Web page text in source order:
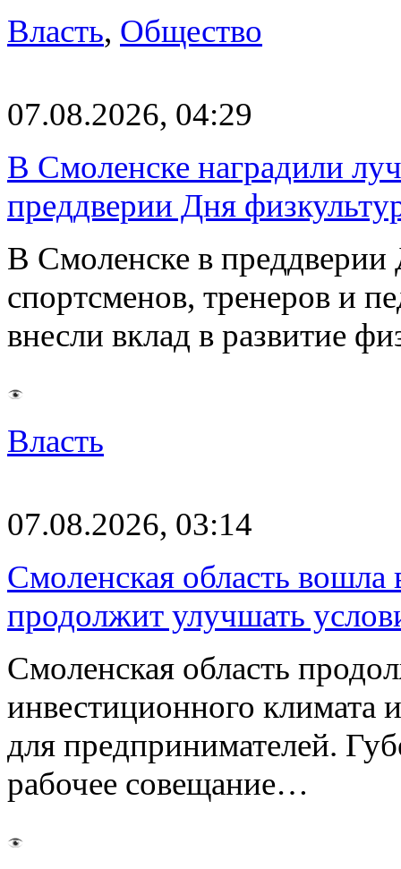
Власть, Общество
07.08.2026, 04:29
В Смоленске наградили
преддверии Дня
В Смоленске в преддверии
спортсменов, тренеров и
внесли вклад в развитие
Власть
07.08.2026, 03:14
Смоленская область
продолжит улучшать
Смоленская область
инвестиционного климата
для предпринимателей.
рабочее совещание…